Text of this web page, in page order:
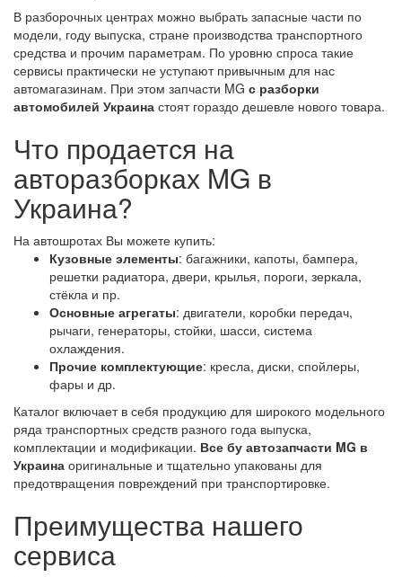
В разборочных центрах можно выбрать запасные части по
модели, году выпуска, стране производства транспортного
средства и прочим параметрам. По уровню спроса такие
сервисы практически не уступают привычным для нас
автомагазинам. При этом запчасти MG с разборки
автомобилей Украина стоят гораздо дешевле нового товара.
Что продается на
авторазборках MG в
Украина?
На автошротах Вы можете купить:
Кузовные элементы: багажники, капоты, бампера,
решетки радиатора, двери, крылья, пороги, зеркала,
стёкла и пр.
Основные агрегаты: двигатели, коробки передач,
рычаги, генераторы, стойки, шасси, система
охлаждения.
Прочие комплектующие: кресла, диски, спойлеры,
фары и др.
Каталог включает в себя продукцию для широкого модельного
ряда транспортных средств разного года выпуска,
комплектации и модификации. Все бу автозапчасти MG в
Украина оригинальные и тщательно упакованы для
предотвращения повреждений при транспортировке.
Преимущества нашего
сервиса